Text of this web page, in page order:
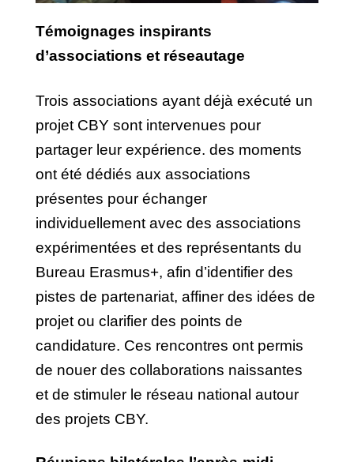
Témoignages inspirants
d’associations et réseautage
Trois associations ayant déjà exécuté un
projet CBY sont intervenues pour
partager leur expérience. des moments
ont été dédiés aux associations
présentes pour échanger
individuellement avec des associations
expérimentées et des représentants du
Bureau Erasmus+, afin d’identifier des
pistes de partenariat, affiner des idées de
projet ou clarifier des points de
candidature. Ces rencontres ont permis
de nouer des collaborations naissantes
et de stimuler le réseau national autour
des projets CBY.